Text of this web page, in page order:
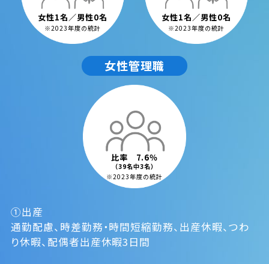
女性1名／男性0名
※2023年度の統計
女性1名／男性0名
※2023年度の統計
女性管理職
比率 7.6％
（39名中3名）
※2023年度の統計
①出産
通勤配慮、時差勤務・時間短縮勤務、出産休暇、つわ
り休暇、配偶者出産休暇3日間